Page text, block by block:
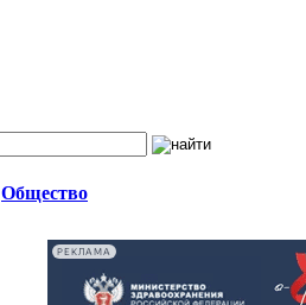
Общество
РЕКЛАМА